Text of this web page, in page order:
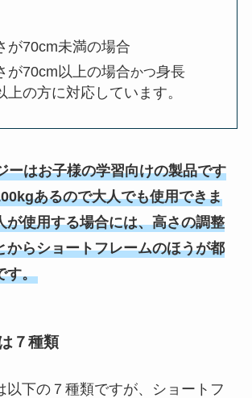
が70cm未満の場合
が70cm以上の場合かつ身長
上の方に対応しています。
ーはお子様の学習向けの製品です
あるので大人でも使用できま
が使用する場合には、高さの調整
からショートフレームのほうが都
す。
７種類
以下の７種類ですが、ショートフ